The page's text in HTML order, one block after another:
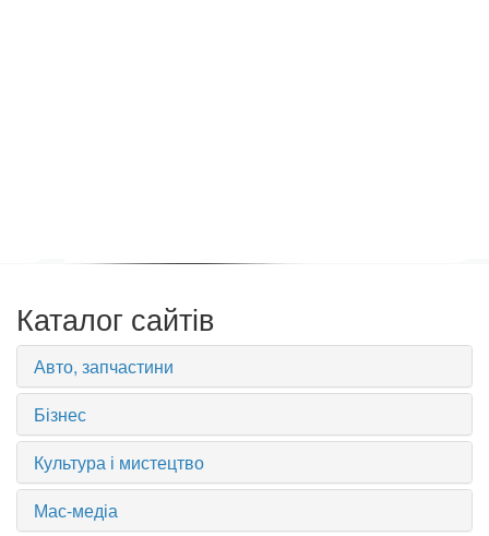
Каталог сайтів
Авто, запчастини
Бізнес
Культура і мистецтво
Мас-медіа